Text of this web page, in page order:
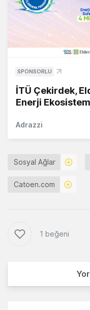
SPONSORLU
İTÜ Çekirdek,
Enerji
Adrazzi
Sosyal Ağlar
Catoen.com
1 beğeni